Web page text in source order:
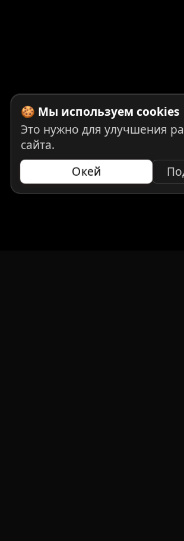
🍪 Мы используем cookies
Это нужно для улучшения
сайта.
Окей